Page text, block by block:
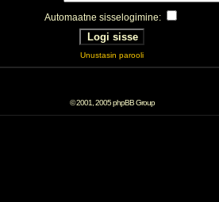
Automaatne sisselogimine:
Unustasin parooli
© 2001, 2005 phpBB Group